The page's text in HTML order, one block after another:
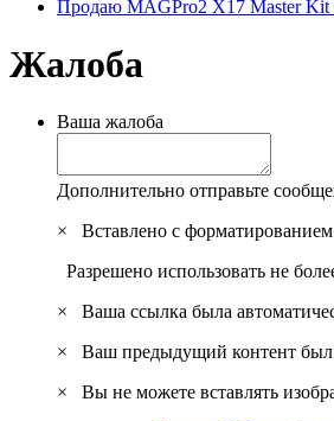
Продаю MAGPro2 X17 Master Kit
Жалоба
Ваша жалоба
Дополнительно отправьте
×
Вставлено с
Разрешено использовать не
×
Ваша ссылка была
×
Ваш предыдущий контент был
×
Вы не можете вставлять